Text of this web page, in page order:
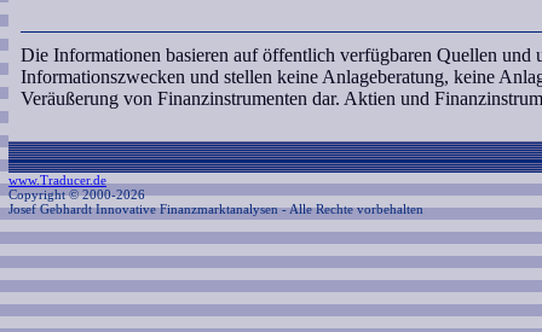
Die Informationen basieren auf öffentlich verfügbaren Quellen und
Informationszwecken und stellen keine Anlageberatung, keine
Veräußerung von Finanzinstrumenten dar. Aktien und
www.Traducer.de
Copyright © 2000-2026
Josef Gebhardt Innovative Finanzmarktanalysen - Alle Rechte vorbehalten